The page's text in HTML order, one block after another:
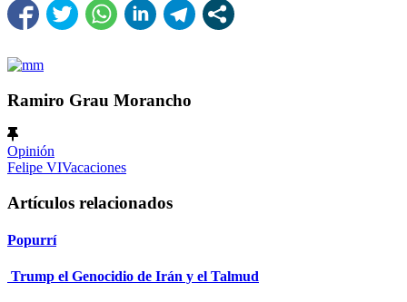
Ramiro Grau Morancho
Opinión
Felipe VIVacaciones
Artículos relacionados
Popurrí
Trump el Genocidio de Irán y el Talmud